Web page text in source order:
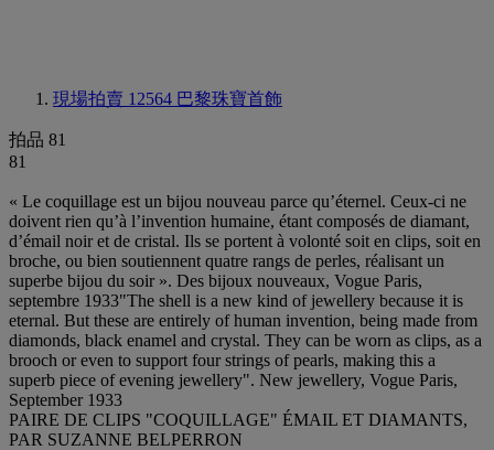
現場拍賣 12564 巴黎珠寶首飾
拍品 81
81
« Le coquillage est un bijou nouveau parce qu’éternel. Ceux-ci ne
doivent rien qu’à l’invention humaine, étant composés de diamant,
d’émail noir et de cristal. Ils se portent à volonté soit en clips, soit en
broche, ou bien soutiennent quatre rangs de perles, réalisant un
superbe bijou du soir ». Des bijoux nouveaux, Vogue Paris,
septembre 1933"The shell is a new kind of jewellery because it is
eternal. But these are entirely of human invention, being made from
diamonds, black enamel and crystal. They can be worn as clips, as a
brooch or even to support four strings of pearls, making this a
superb piece of evening jewellery". New jewellery, Vogue Paris,
September 1933
PAIRE DE CLIPS "COQUILLAGE" ÉMAIL ET DIAMANTS,
PAR SUZANNE BELPERRON